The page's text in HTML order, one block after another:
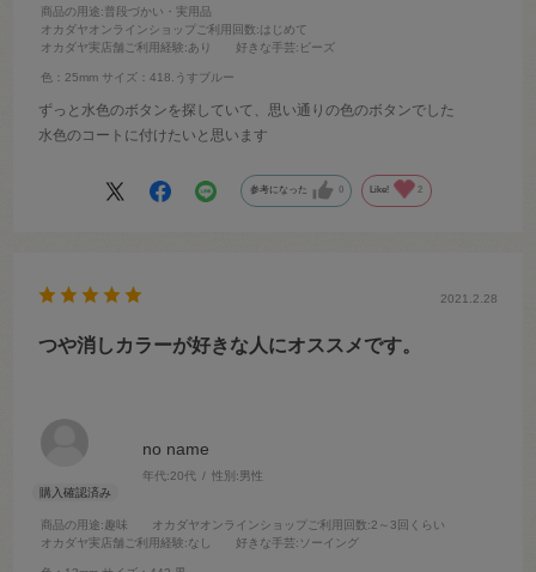
商品の用途:普段づかい・実用品
オカダヤオンラインショップご利用回数:はじめて
オカダヤ実店舗ご利用経験:あり 好きな手芸:ビーズ
色：25mm サイズ：418.うすブルー
ずっと水色のボタンを探していて、思い通りの色のボタンでした
水色のコートに付けたいと思います
参考になった 0 Like! 2
no name
年代:20代 性別:男性
商品の用途:趣味 オカダヤオンラインショップご利用回数:2～3回くらい
オカダヤ実店舗ご利用経験:なし 好きな手芸:ソーイング
2021.2.28
つや消しカラーが好きな人にオススメです。